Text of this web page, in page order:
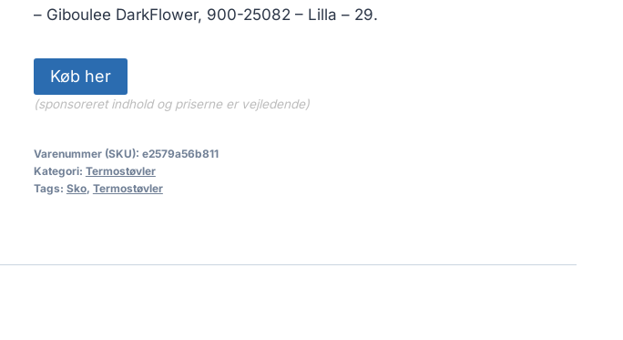
449.00 kr..314.30 kr..
– Giboulee DarkFlower, 900-25082 – Lilla – 29.
Køb her
(sponsoreret indhold og priserne er vejledende)
Varenummer (SKU): e2579a56b811
Kategori: Termostøvler
Tags: Sko, Termostøvler